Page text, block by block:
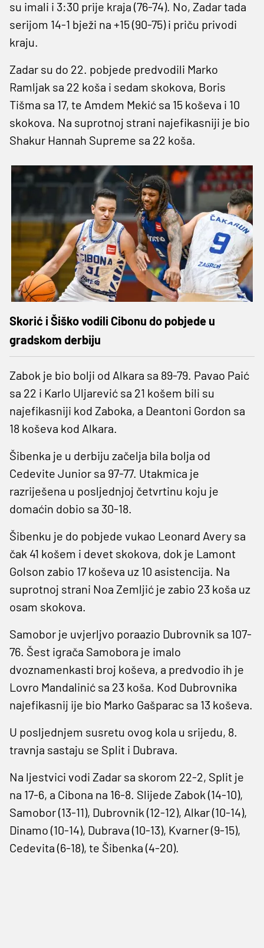
su imali i 3:30 prije kraja (76-74). No, Zadar tada
serijom 14-1 bježi na +15 (90-75) i priču privodi
kraju.
Zadar su do 22. pobjede predvodili Marko
Ramljak sa 22 koša i sedam skokova, Boris
Tišma sa 17, te Amdem Mekić sa 15 koševa i 10
skokova. Na suprotnoj strani najefikasniji je bio
Shakur Hannah Supreme sa 22 koša.
Skorić i Šiško vodili Cibonu do pobjede u
gradskom derbiju
Zabok je bio bolji od Alkara sa 89-79. Pavao Paić
sa 22 i Karlo Uljarević sa 21 košem bili su
najefikasniji kod Zaboka, a Deantoni Gordon sa
18 koševa kod Alkara.
Šibenka je u derbiju začelja bila bolja od
Cedevite Junior sa 97-77. Utakmica je
razriješena u posljednjoj četvrtinu koju je
domaćin dobio sa 30-18.
Šibenku je do pobjede vukao Leonard Avery sa
čak 41 košem i devet skokova, dok je Lamont
Golson zabio 17 koševa uz 10 asistencija. Na
suprotnoj strani Noa Zemljić je zabio 23 koša uz
osam skokova.
Samobor je uvjerljvo poraazio Dubrovnik sa 107-
76. Šest igrača Samobora je imalo
dvoznamenkasti broj koševa, a predvodio ih je
Lovro Mandalinić sa 23 koša. Kod Dubrovnika
najefikasnij ije bio Marko Gašparac sa 13 koševa.
U posljednjem susretu ovog kola u srijedu, 8.
travnja sastaju se Split i Dubrava.
Na ljestvici vodi Zadar sa skorom 22-2, Split je
na 17-6, a Cibona na 16-8. Slijede Zabok (14-10),
Samobor (13-11), Dubrovnik (12-12), Alkar (10-14),
Dinamo (10-14), Dubrava (10-13), Kvarner (9-15),
Cedevita (6-18), te Šibenka (4-20).